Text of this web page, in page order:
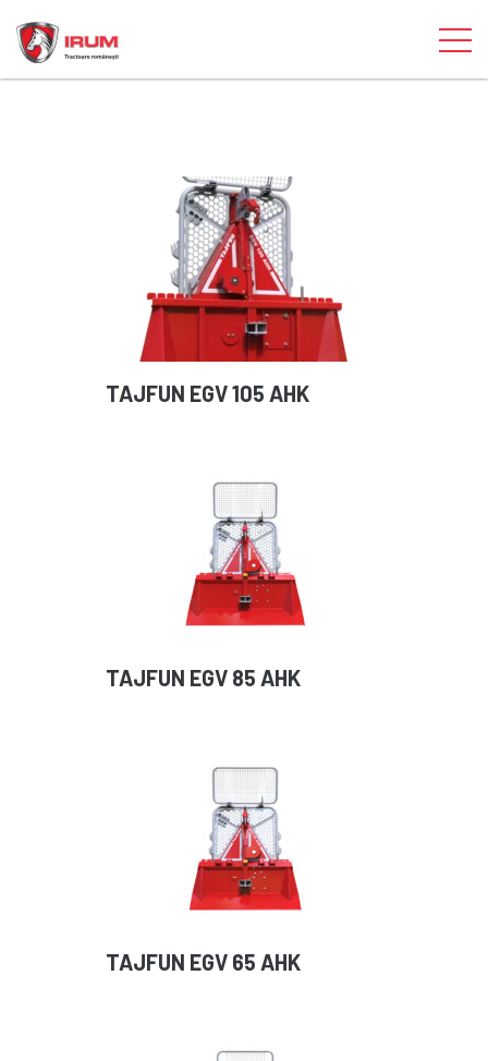
TAJFUN EGV 105 AHK
TAJFUN EGV 85 AHK
TAJFUN EGV 65 AHK